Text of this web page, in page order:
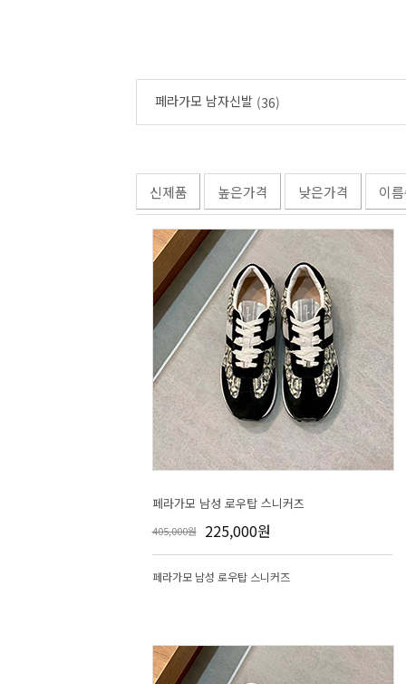
페라가모 남자신발 (36)
신제품 높은가격 낮은가격 이
페라가모 남성 로우탑 스니커즈
405,000원 225,000원
페라가모 남성 로우탑 스니커즈